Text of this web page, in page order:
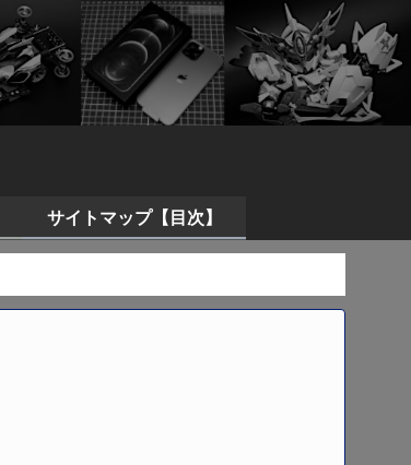
サイトマップ【目次】